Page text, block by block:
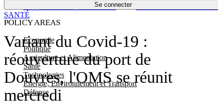
Se connecter
POLICY AREAS
Economie
Politique
Agriculture et Alimentation
Santé
Technologies
Energie, Environnement et Transport
Défense
Économie
Variant du Covid-19 :
réouverture du port de
Douvres, l'OMS se réunit
mercredi
SANTÉ